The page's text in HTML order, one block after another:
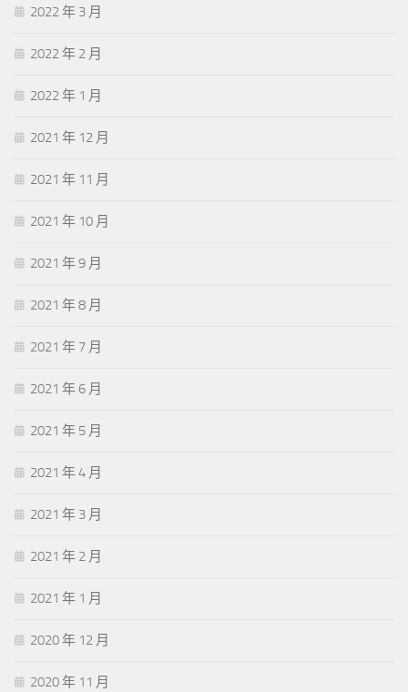
2022 年 3 月
2022 年 2 月
2022 年 1 月
2021 年 12 月
2021 年 11 月
2021 年 10 月
2021 年 9 月
2021 年 8 月
2021 年 7 月
2021 年 6 月
2021 年 5 月
2021 年 4 月
2021 年 3 月
2021 年 2 月
2021 年 1 月
2020 年 12 月
2020 年 11 月